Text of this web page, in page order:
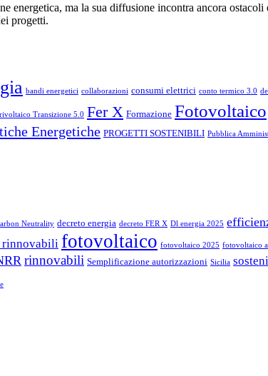
energetica, ma la sua diffusione incontra ancora
progetti.
bandi energetici collaborazioni consumi elettrici conto termico 3.0
Transizione 5.0 Fer X Formazione Fotovoltaico
Energetiche PROGETTI SOSTENIBILI Pubblica
Neutrality decreto energia decreto FER X Dl energia 2025
fotovoltaico fotovoltaico 2025 fotovoltaico
rinnovabili Semplificazione autorizzazioni Sicilia